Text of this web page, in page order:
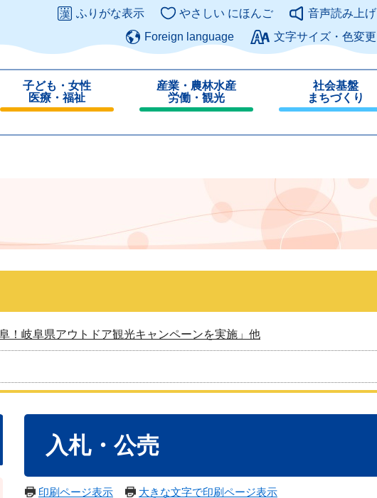
このページの本文へ
ふりがな表示 やさしい にほんご
音声読み上げ
Foreign language
文字サイズ・色変更
子ども・女性
医療・福祉
じ
産業・農林水産
労働・観光
じ
社会基盤
まちづくり
じ
！岐阜県アウトドア観光キャンペーンを実施」他
入札・公売
印刷ページ表示 大きな文字で印刷ページ表示